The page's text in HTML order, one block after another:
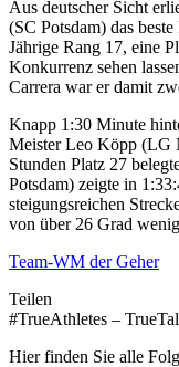
Aus deutscher Sicht
(SC Potsdam) das
Jährige Rang 17, eine
Konkurrenz sehen
Carrera war er damit
Knapp 1:30 Minute
Meister Leo Köpp (LG
Stunden Platz 27
Potsdam) zeigte in
steigungsreichen
von über 26 Grad
Team-WM der Geher
Teilen
#TrueAthletes –
Hier finden Sie alle